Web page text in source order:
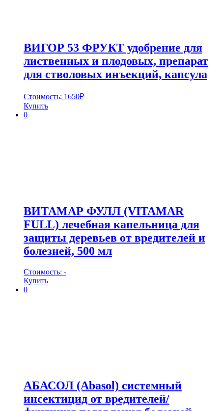
ВИГОР 53 ФРУКТ удобрение для
лиственных и плодовых, препарат
для стволовых инъекций, капсула
Стоимость: 1650₽
Купить
0
ВИТАМАР ФУЛЛ (VITAMAR
FULL) лечебная капельница для
защиты деревьев от вредителей и
болезней, 500 мл
Стоимость: -
Купить
0
АБАСОЛ (Abasol) системный
инсектицид от вредителей/